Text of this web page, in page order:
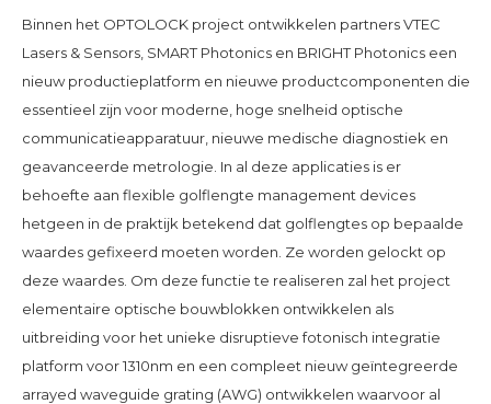
Binnen het OPTOLOCK project ontwikkelen partners VTEC
Lasers & Sensors, SMART Photonics en BRIGHT Photonics een
nieuw productieplatform en nieuwe productcomponenten die
essentieel zijn voor moderne, hoge snelheid optische
communicatieapparatuur, nieuwe medische diagnostiek en
geavanceerde metrologie. In al deze applicaties is er
behoefte aan flexible golflengte management devices
hetgeen in de praktijk betekend dat golflengtes op bepaalde
waardes gefixeerd moeten worden. Ze worden gelockt op
deze waardes. Om deze functie te realiseren zal het project
elementaire optische bouwblokken ontwikkelen als
uitbreiding voor het unieke disruptieve fotonisch integratie
platform voor 1310nm en een compleet nieuw geïntegreerde
arrayed waveguide grating (AWG) ontwikkelen waarvoor al